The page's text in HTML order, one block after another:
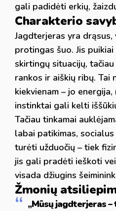
gali padidėti erkių,
Charakterio
Jagdterjeras yra
protingas šuo. Jis
skirtingų situacijų,
rankos ir aiškių ribų. Tai
kiekvienam – jo
instinktai gali kelti
Tačiau tinkamai
labai patikimas,
turėti užduočių – tiek
jis gali pradėti ieškoti
visada džiugins
Žmonių
„Mūsų jagdterjeras